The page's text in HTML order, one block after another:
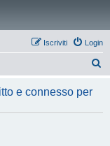
Login
Iscriviti
c
e connesso per